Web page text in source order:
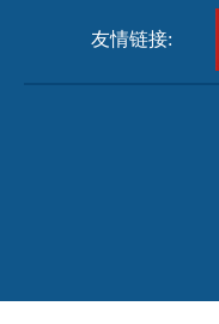
友情链接: